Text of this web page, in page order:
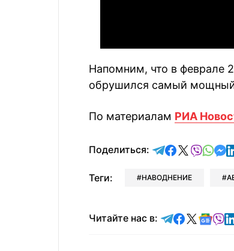
Напомним, что в феврале
обрушился самый мощный
По материалам РИА
Поделиться: отправить в
поделиться
Теги: НАВОДНЕНИЕ
Читайте нас в: Читайте в
Читайте в